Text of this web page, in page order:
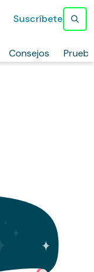
Consejos
Suscríbete